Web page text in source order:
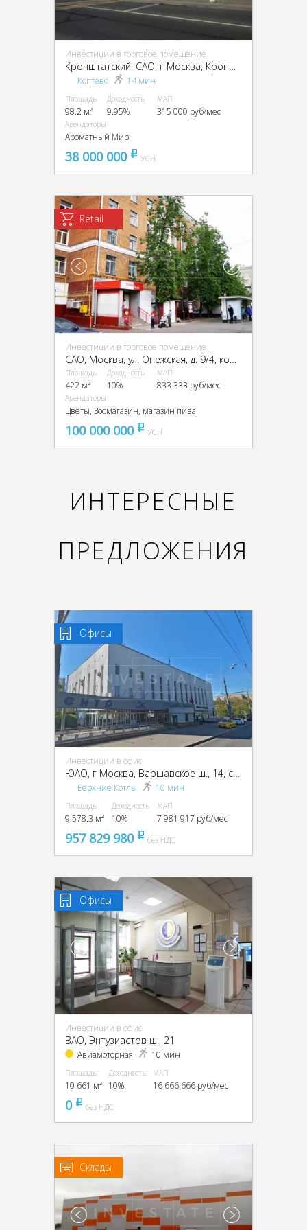
Инвестиции в торговое помещение
Кронштатский, CАО, г Москва, Кронштадтский б-р, 47
Коптево 14 мин
Площадь
98.2 м²
Доходность
9.95%
МАП
315 000 руб/мес
Арендаторы
Ароматный Мир
38 000 000 pуб
УСН
Retail
Инвестиции в торговое помещение
Площадь
422 м²
Доходность
10%
МАП
833 333 руб/мес
Арендаторы
Цветы, Зоомагазин, магазин пива
100 000 000 pуб
УСН
ИНТЕРЕСНЫЕ
ПРЕДЛОЖЕНИЯ
Офисы
Инвестиции в офис
ЮАО, г Москва, Варшавское ш., 14, стр. 1
Верхние Котлы 10 мин
Площадь
9 578.3 м²
Доходность
10%
МАП
7 981 917 руб/мес
957 829 980 pуббез НДС
Офисы
Инвестиции в офис
ВАО, Энтузиастов ш., 21
Авиамоторная 10 мин
Площадь
10 661 м²
Доходность
10%
МАП
16 666 666 руб/мес
0 pуббез НДС
Склады